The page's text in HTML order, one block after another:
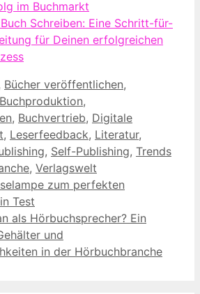
im Buchmarkt
Schreiben: Eine Schritt-für-
für Deinen erfolgreichen
Bücher veröffentlichen,
Buchproduktion,
, Buchvertrieb, Digitale
, Leserfeedback, Literatur,
, Self-Publishing, Trends
, Verlagswelt
zum perfekten
Test
als Hörbuchsprecher? Ein
und
in der Hörbuchbranche